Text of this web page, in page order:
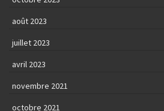
août 2023
juillet 2023
avril 2023
novembre 2021
octobre 2021